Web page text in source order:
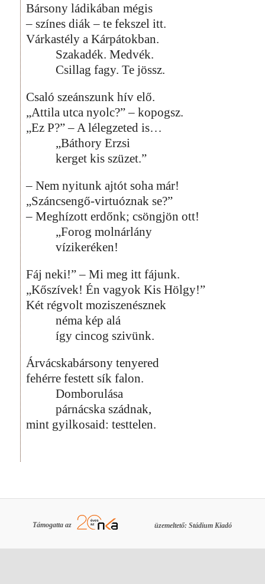
Bársony ládikában mégis
– színes diák – te fekszel itt.
Várkastély a Kárpátokban.
Szakadék. Medvék.
Csillag fagy. Te jössz.
Csaló szeánszunk hív elő.
„Attila utca nyolc?” – kopogsz.
„Ez P?” – A lélegzeted is…
„Báthory Erzsi
kerget kis szüzet.”
– Nem nyitunk ajtót soha már!
„Száncsengő-virtuóznak se?”
– Meghízott erdőnk; csöngjön ott!
„Forog molnárlány
vízikeréken!
Fáj neki!” – Mi meg itt fájunk.
„Kőszívek! Én vagyok Kis Hölgy!”
Két régvolt moziszenésznek
néma kép alá
így cincog szivünk.
Árvácskabársony tenyered
fehérre festett sík falon.
Domborulása
párnácska szádnak,
mint gyilkosaid: testtelen.
Támogatta az üzemeltető: Stádium Kiadó